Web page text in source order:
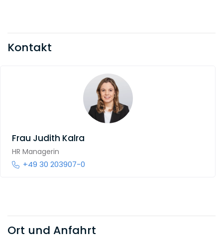
Kontakt
Frau Judith Kalra
HR Managerin
+49 30 203907-0
Ort und Anfahrt